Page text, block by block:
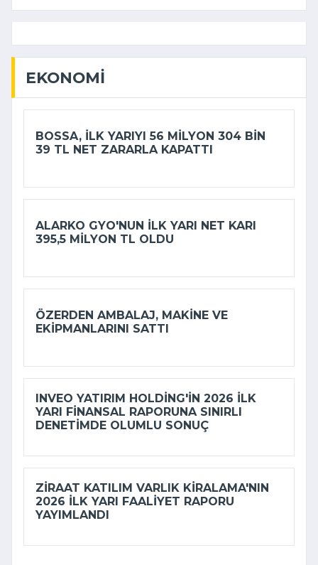
EKONOMI
BOSSA, ILK YARIYI 56 MILYON 304 BIN
39 TL NET ZARARLA KAPATTI
ALARKO GYO'NUN ILK YARI NET KARI
395,5 MILYON TL OLDU
ÖZERDEN AMBALAJ, MAKINE VE
EKIPMANLARINI SATTI
INVEO YATIRIM HOLDING'IN 2026 ILK
YARI FINANSAL RAPORUNA SINIRLI
DENETIMDE OLUMLU SONUÇ
ZIRAAT KATILIM VARLIK KIRALAMA'NIN
2026 ILK YARI FAALIYET RAPORU
YAYIMLANDI